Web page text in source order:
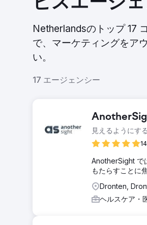
Netherlandsのトップ 17
で、マーケティングをア
い。
17 エージェンシー
見えるようにする
AnotherSight で
もたらすことに
Dronten,
ヘルスケア・